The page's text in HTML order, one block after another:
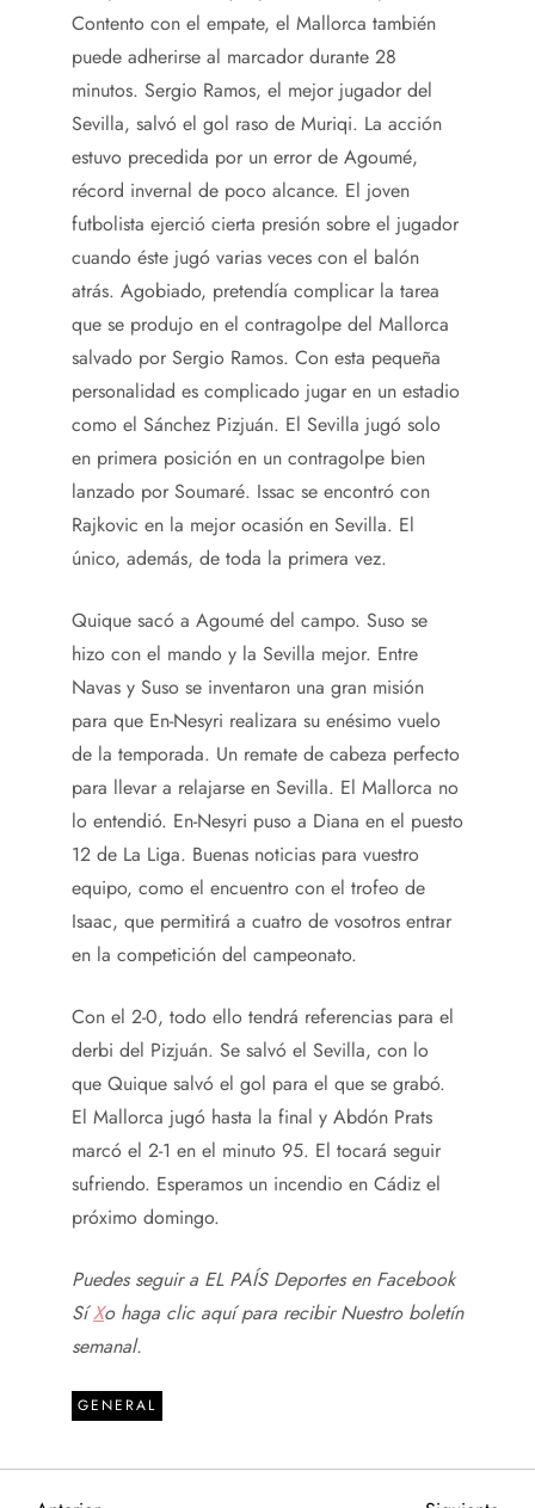
Contento con el empate, el Mallorca también
puede adherirse al marcador durante 28
minutos. Sergio Ramos, el mejor jugador del
Sevilla, salvó el gol raso de Muriqi. La acción
estuvo precedida por un error de Agoumé,
récord invernal de poco alcance. El joven
futbolista ejerció cierta presión sobre el jugador
cuando éste jugó varias veces con el balón
atrás. Agobiado, pretendía complicar la tarea
que se produjo en el contragolpe del Mallorca
salvado por Sergio Ramos. Con esta pequeña
personalidad es complicado jugar en un estadio
como el Sánchez Pizjuán. El Sevilla jugó solo
en primera posición en un contragolpe bien
lanzado por Soumaré. Issac se encontró con
Rajkovic en la mejor ocasión en Sevilla. El
único, además, de toda la primera vez.
Quique sacó a Agoumé del campo. Suso se
hizo con el mando y la Sevilla mejor. Entre
Navas y Suso se inventaron una gran misión
para que En-Nesyri realizara su enésimo vuelo
de la temporada. Un remate de cabeza perfecto
para llevar a relajarse en Sevilla. El Mallorca no
lo entendió. En-Nesyri puso a Diana en el puesto
12 de La Liga. Buenas noticias para vuestro
equipo, como el encuentro con el trofeo de
Isaac, que permitirá a cuatro de vosotros entrar
en la competición del campeonato.
Con el 2-0, todo ello tendrá referencias para el
derbi del Pizjuán. Se salvó el Sevilla, con lo
que Quique salvó el gol para el que se grabó.
El Mallorca jugó hasta la final y Abdón Prats
marcó el 2-1 en el minuto 95. El tocará seguir
sufriendo. Esperamos un incendio en Cádiz el
próximo domingo.
Puedes seguir a EL PAÍS Deportes en Facebook
SíXo haga clic aquí para recibirNuestro boletín
semanal.
GENERAL